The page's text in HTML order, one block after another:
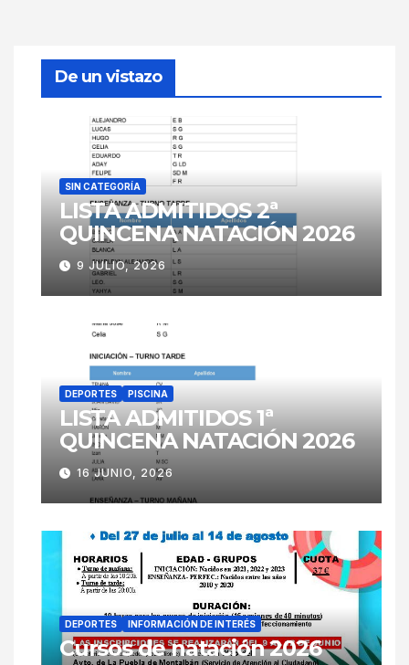
De un vistazo
SIN CATEGORÍA
LISTA ADMITIDOS 2ª
QUINCENA NATACIÓN 2026
9 JULIO, 2026
DEPORTES PISCINA
LISTA ADMITIDOS 1ª
QUINCENA NATACIÓN 2026
16 JUNIO, 2026
DEPORTES INFORMACIÓN DE INTERÉS
Cursos de natación 2026